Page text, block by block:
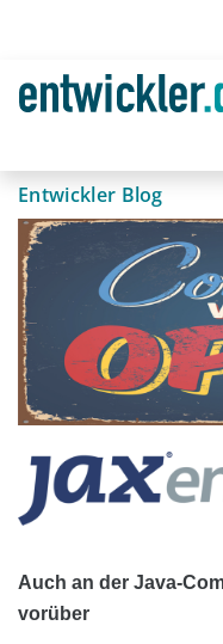
Entwickler Blog
Auch an der Java-
vorüber